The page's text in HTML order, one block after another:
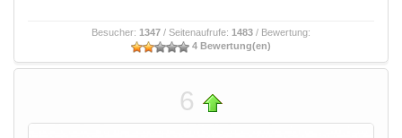
Besucher: 1347 / Seitenaufrufe: 1483 / Bewertung:
4 Bewertung(en)
6